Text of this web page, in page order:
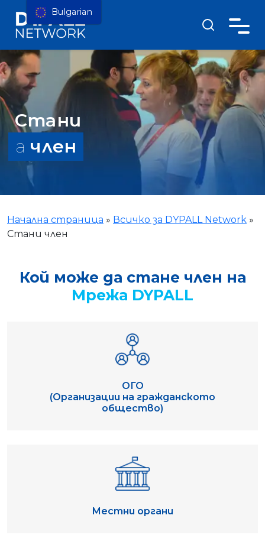
Стани
a член
Начална страница » Всичко за DYPALL Network »
Стани член
Кой може да стане член на
Мрежа DYPALL
ОГО
(Организации на гражданското
общество)
Местни органи
Bulgarian